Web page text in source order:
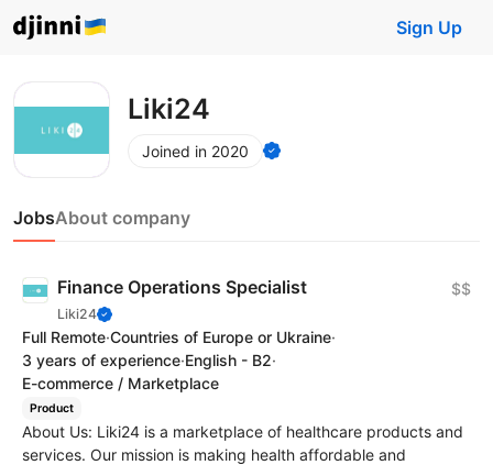
Sign Up
Liki24
Joined in 2020
JobsAbout company
Finance Operations Specialist
Liki24
$$
Full Remote·Countries of Europe or Ukraine·
3 years of experience·English - B2·
E-commerce / Marketplace
Product
About Us: Liki24 is a marketplace of healthcare products and
services. Our mission is making health affordable and